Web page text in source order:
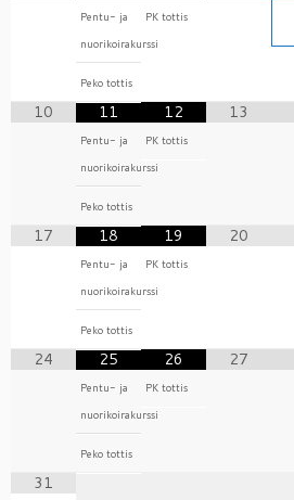
Pentu- ja
nuorikoirakurssi
Peko tottis
PK tottis
10 11
Pentu- ja
nuorikoirakurssi
Peko tottis
12
PK tottis
13
17 18
Pentu- ja
nuorikoirakurssi
Peko tottis
19
PK tottis
20
24 25
Pentu- ja
nuorikoirakurssi
Peko tottis
26
PK tottis
27
31